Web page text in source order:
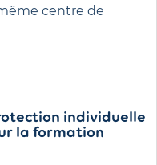
centre de
individuelle
la formation